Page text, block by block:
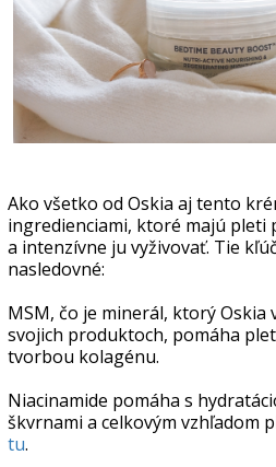
Ako všetko od Oskia aj tento
ingredienciami, ktoré majú pleti
a intenzívne ju vyživovať. Tie
nasledovné:
MSM, čo je minerál, ktorý Oskia
svojich produktoch, pomáha
tvorbou kolagénu.
Niacinamide pomáha s
škvrnami a celkovým vzhľadom
tu.